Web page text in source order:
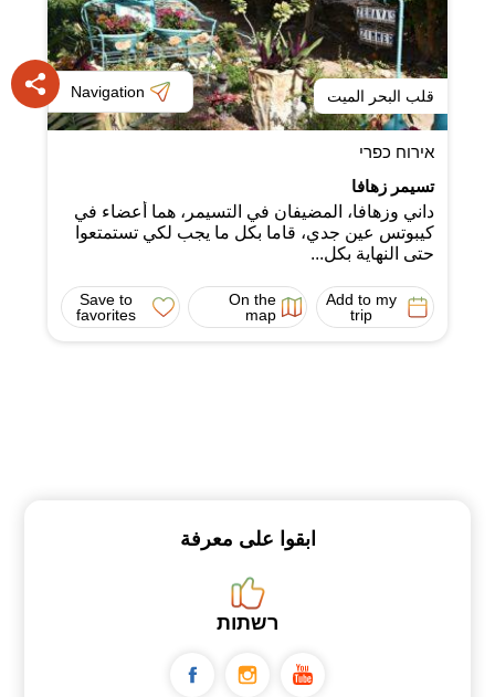
قلب البحر الميت Navigation
אירוח כפרי
تسيمر زهافا
داني وزهافا، المضيفان في التسيمر، هما أعضاء في
كيبوتس عين جدي، قاما بكل ما يجب لكي تستمتعوا
حتى النهاية بكل...
Add to my
trip
On the
map
Save to
favorites
ابقوا على معرفة
רשתות